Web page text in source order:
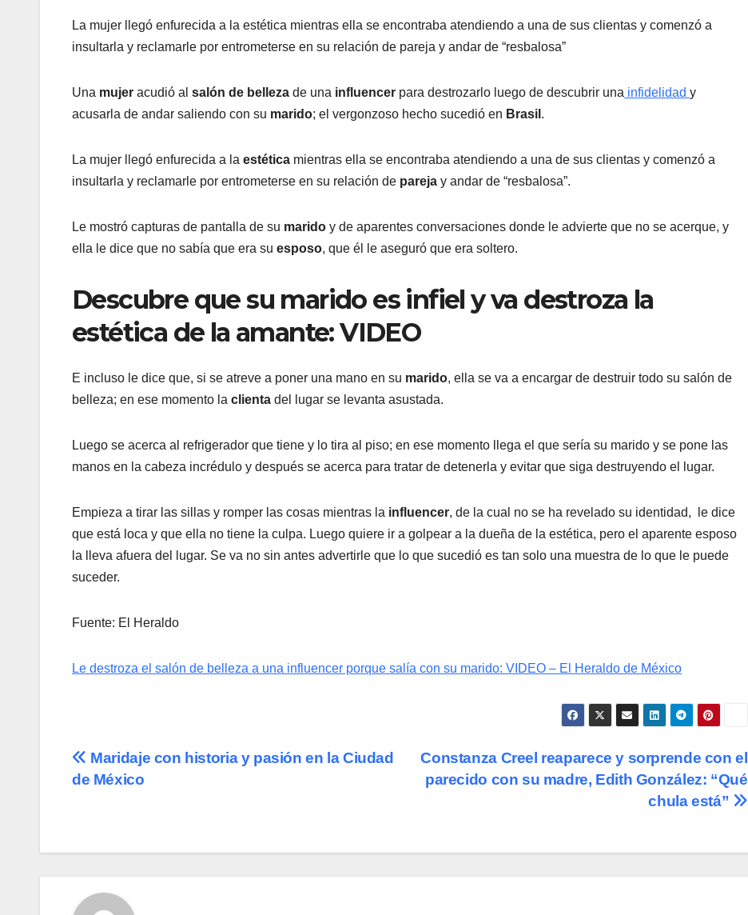
La mujer llegó enfurecida a la estética mientras ella se encontraba atendiendo a una de sus clientas y comenzó a
insultarla y reclamarle por entrometerse en su relación de pareja y andar de “resbalosa”
Una mujer acudió al salón de belleza de una influencer para destrozarlo luego de descubrir una infidelidad y
acusarla de andar saliendo con su marido; el vergonzoso hecho sucedió en Brasil .
La mujer llegó enfurecida a la estética mientras ella se encontraba atendiendo a una de sus clientas y comenzó a
insultarla y reclamarle por entrometerse en su relación de pareja y andar de “resbalosa”.
Le mostró capturas de pantalla de su marido y de aparentes conversaciones donde le advierte que no se acerque, y
ella le dice que no sabía que era su esposo, que él le aseguró que era soltero.
Descubre que su marido es infiel y va destroza la
estética de la amante: VIDEO
E incluso le dice que, si se atreve a poner una mano en su marido, ella se va a encargar de destruir todo su salón de
belleza; en ese momento la clienta del lugar se levanta asustada.
Luego se acerca al refrigerador que tiene y lo tira al piso; en ese momento llega el que sería su marido y se pone las
manos en la cabeza incrédulo y después se acerca para tratar de detenerla y evitar que siga destruyendo el lugar.
Empieza a tirar las sillas y romper las cosas mientras la influencer, de la cual no se ha revelado su identidad, le dice
que está loca y que ella no tiene la culpa. Luego quiere ir a golpear a la dueña de la estética, pero el aparente esposo
la lleva afuera del lugar. Se va no sin antes advertirle que lo que sucedió es tan solo una muestra de lo que le puede
suceder.
Fuente: El Heraldo
Le destroza el salón de belleza a una influencer porque salía con su marido: VIDEO – El Heraldo de México
Navegación
Constanza Creel reaparece y sorprende con el
parecido con su madre, Edith González: “Qué
chula está”
Maridaje con historia y pasión en la Ciudad
de México